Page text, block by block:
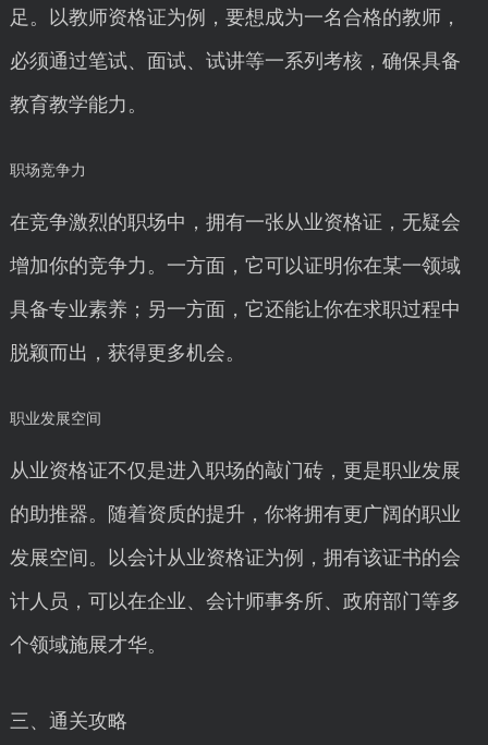
足。以教师资格证为例，要想成为一名合格的教师，
必须通过笔试、面试、试讲等一系列考核，确保具备
教育教学能力。
职场竞争力
在竞争激烈的职场中，拥有一张从业资格证，无疑会
增加你的竞争力。一方面，它可以证明你在某一领域
具备专业素养；另一方面，它还能让你在求职过程中
脱颖而出，获得更多机会。
职业发展空间
从业资格证不仅是进入职场的敲门砖，更是职业发展
的助推器。随着资质的提升，你将拥有更广阔的职业
发展空间。以会计从业资格证为例，拥有该证书的会
计人员，可以在企业、会计师事务所、政府部门等多
个领域施展才华。
三、通关攻略